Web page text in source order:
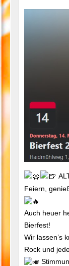
Feiern,
Auch heuer
Bierfest!
Wir lassen’s
Rock und